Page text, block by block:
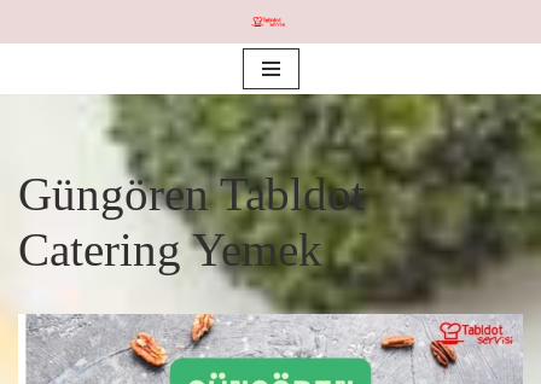
geç
Güngören Tabldot
Catering Yemek